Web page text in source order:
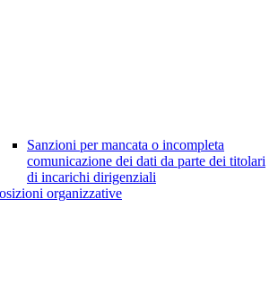
Sanzioni per mancata o incompleta
comunicazione dei dati da parte dei titolari
di incarichi dirigenziali
organizzative